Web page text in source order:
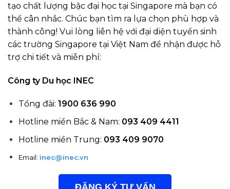
tạo chất lượng bậc đại học tại Singapore mà bạn có
thể cân nhắc. Chúc bạn tìm ra lựa chọn phù hợp và
thành công! Vui lòng liên hệ với đại diện tuyển sinh
các trường Singapore tại Việt Nam để nhận được hỗ
trợ chi tiết và miễn phí:
Công ty Du học INEC
Tổng đài: 1900 636 990
Hotline miền Bắc & Nam: 093 409 4411
Hotline miền Trung: 093 409 9070
Email: inec@inec.vn